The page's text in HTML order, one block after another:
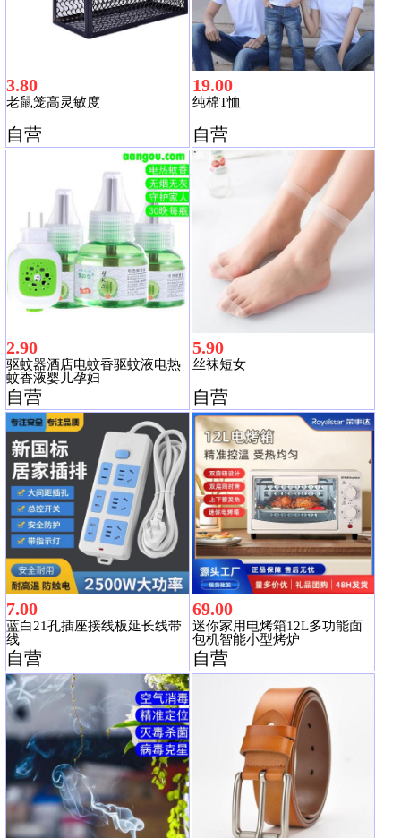
3.80
老鼠笼高灵敏度
自营
19.00
纯棉T恤
自营
2.90
驱蚊器酒店电蚊香驱蚊液电热
蚊香液婴儿孕妇
自营
5.90
丝袜短女
自营
7.00
蓝白21孔插座接线板延长线带
线
自营
69.00
迷你家用电烤箱12L多功能面
包机智能小型烤炉
自营